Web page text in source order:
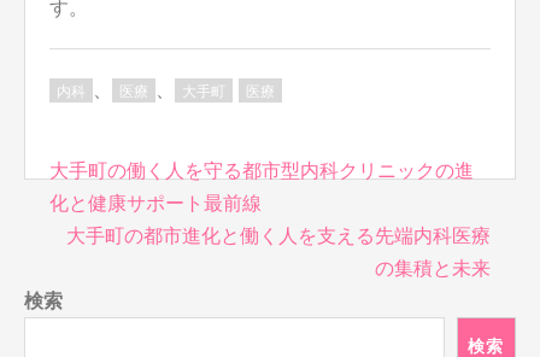
す。
内科 医療 大手町 医療
投
稿
ナ
ゲ
ー
大手町の働く人を守る都市型内科クリニックの進
化と健康サポート最前線
大手町の都市進化と働く人を支える先端内科医療
の集積と未来
検索
検索